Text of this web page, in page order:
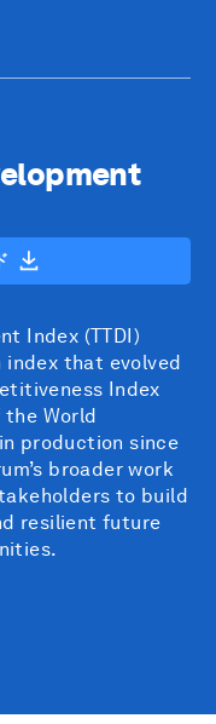
Index (TTDI)
index that evolved
Index
the World
production since
broader work
to build
resilient future